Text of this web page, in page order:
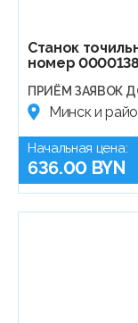
Станок
номер
ПРИЁМ ЗАЯВОК
Минск и
Начальная цена:
636.00 BYN